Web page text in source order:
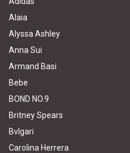
Alaia
Alyssa Ashley
Anna Sui
Armand Basi
Bebe
BOND NO.9
Britney Spears
Bvlgari
Carolina Herrera